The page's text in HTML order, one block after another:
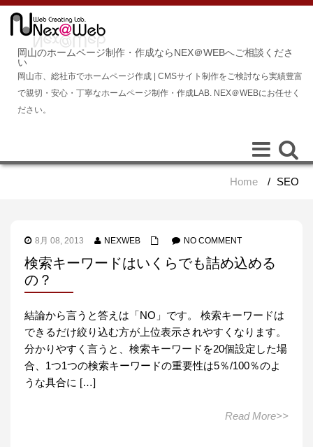
岡山のホームページ制作・作成ならNEX＠WEBへご相談くださ
い
岡山市、総社市でホームページ作成 | CMSサイト制作をご検討なら実績豊富
で親切・安心・丁寧なホームページ制作・作成LAB. NEX＠WEBにお任せく
ださい。
Toggle
Toggle
navigation
Home / SEO
8月 08, 2013 NEXWEB NO COMMENT
検索キーワードはいくらでも詰め込める
の？
結論から言うと答えは「NO」です。 検索キーワードは
できるだけ絞り込む方が上位表示されやすくなります。
分かりやすく言うと、検索キーワードを20個設定した場
合、1つ1つの検索キーワードの重要性は5％/100％のよ
うな具合に […]
Read More>>